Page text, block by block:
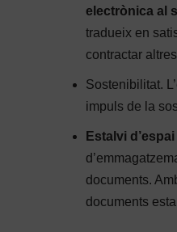
electrònica al
tradueix en
contractar
Sostenibilitat.
impuls de la
Estalvi
documents.
documents